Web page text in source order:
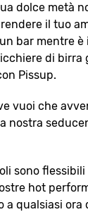
dolce metà
il tuo
bar mentre è
di birra
Pissup.
vuoi che
nostra
sono flessibili
hot
a qualsiasi ora